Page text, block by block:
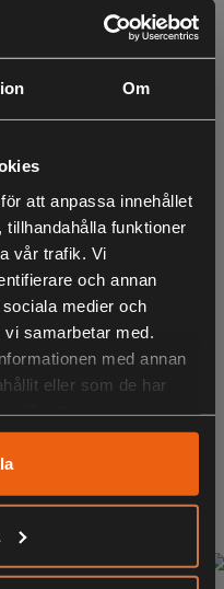
Om
att anpassa innehållet
funktioner
vår trafik. Vi
och annan
medier och
samarbetar med.
med annan
eller som de har
pressat
klipphöjdsjusteringen
TITTAT PÅ